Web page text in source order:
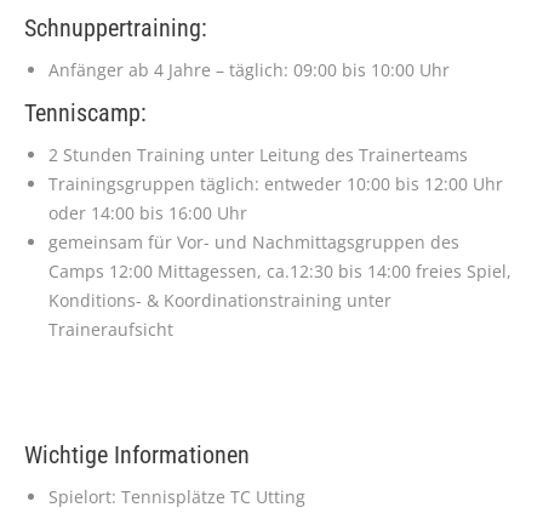
Schnuppertraining:
Anfänger ab 4 Jahre – täglich: 09:00 bis 10:00 Uhr
Tenniscamp:
2 Stunden Training unter Leitung des Trainerteams
Trainingsgruppen täglich: entweder 10:00 bis 12:00 Uhr
oder 14:00 bis 16:00 Uhr
gemeinsam für Vor- und Nachmittagsgruppen des
Camps 12:00 Mittagessen, ca.12:30 bis 14:00 freies Spiel,
Konditions- & Koordinationstraining unter
Traineraufsicht
Wichtige Informationen
Spielort: Tennisplätze TC Utting